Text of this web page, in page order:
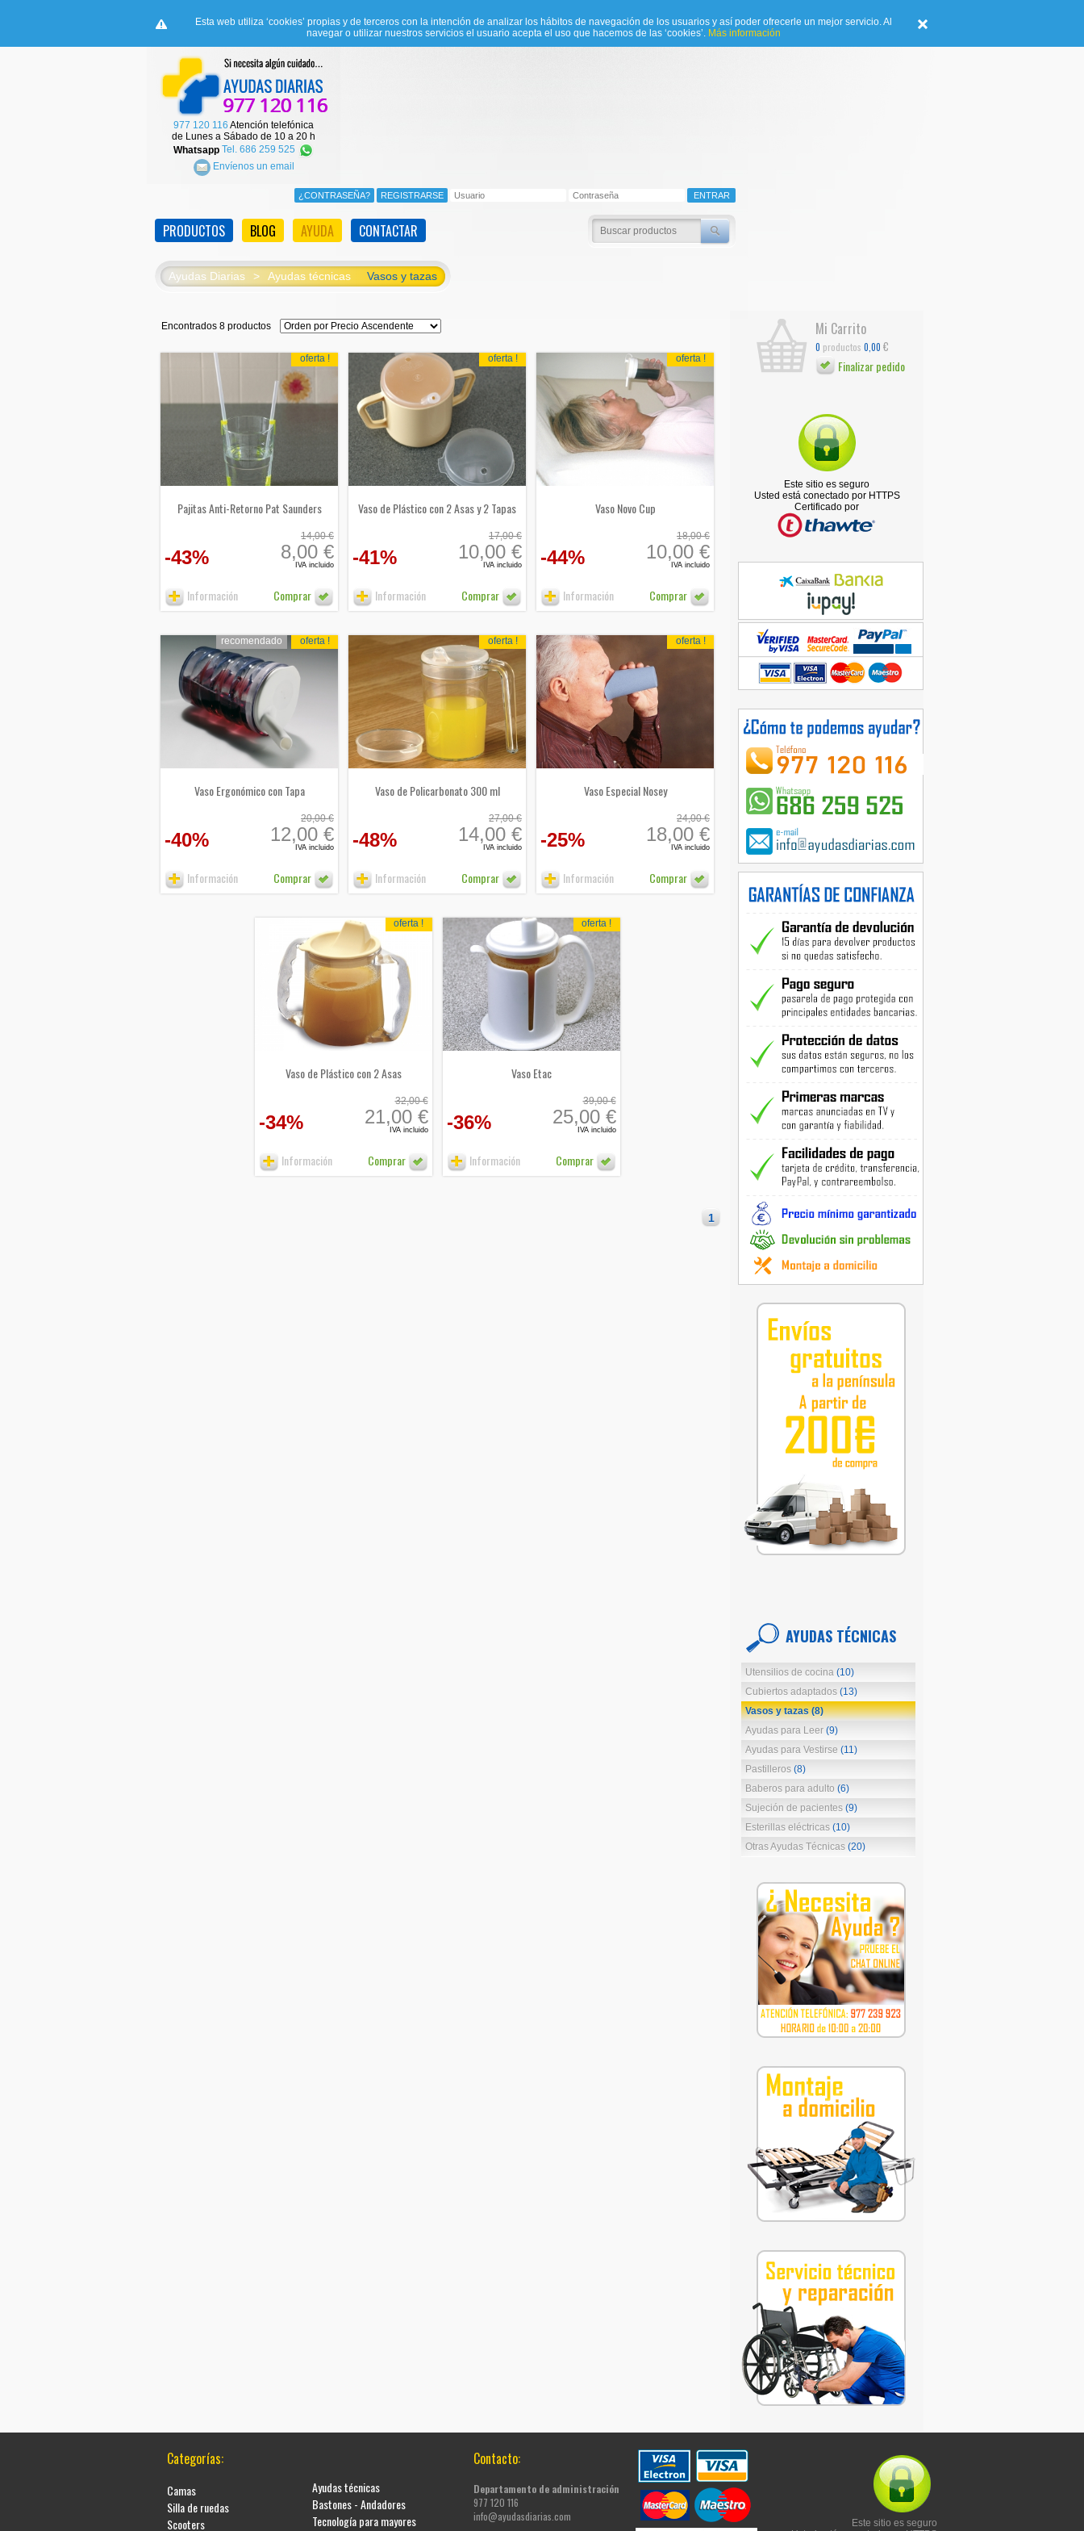
Esta web utiliza ‘cookies’ propias y de terceros con la intención de analizar los hábitos de navegación de los usuarios y así poder ofrecerle un mejor servicio. Al
navegar o utilizar nuestros servicios el usuario acepta el uso que hacemos de las ‘cookies’. Más información
977 120 116 Atención telefónica
de Lunes a Sábado de 10 a 20 h
Whatsapp Tel. 686 259 525
Envíenos un email
PRODUCTOS BLOG AYUDA CONTACTAR
Ayudas Diarias > Ayudas técnicas Vasos y tazas
Encontrados 8 productos
-43% 8,00 €
IVA incluido
14,00 €
Información Comprar
oferta !
Pajitas Anti-Retorno Pat Saunders
-41% 10,00 €
IVA incluido
17,00 €
Información Comprar
oferta !
Vaso de Plástico con 2 Asas y 2 Tapas
-44% 10,00 €
IVA incluido
18,00 €
Información Comprar
oferta !
Vaso Novo Cup
-40% 12,00 €
IVA incluido
20,00 €
Información Comprar
oferta !
recomendado
Vaso Ergonómico con Tapa
-48% 14,00 €
IVA incluido
27,00 €
Información Comprar
oferta !
Vaso de Policarbonato 300 ml
-25% 18,00 €
IVA incluido
24,00 €
Información Comprar
oferta !
Vaso Especial Nosey
-34% 21,00 €
IVA incluido
32,00 €
Información Comprar
oferta !
Vaso de Plástico con 2 Asas
-36% 25,00 €
IVA incluido
39,00 €
Información Comprar
oferta !
Vaso Etac
1
Mi Carrito
0 productos 0,00 €
Finalizar pedido
Este sitio es seguro
Usted está conectado por HTTPS
Certificado por
AYUDAS TÉCNICAS
Utensilios de cocina(10)
Cubiertos adaptados(13)
Vasos y tazas(8)
Ayudas para Leer(9)
Ayudas para Vestirse(11)
Pastilleros(8)
Baberos para adulto(6)
Sujeción de pacientes(9)
Esterillas eléctricas(10)
Otras Ayudas Técnicas(20)
Categorías:
Camas
Silla de ruedas
Scooters
Ayudas técnicas
Bastones - Andadores
Tecnología para mayores
Contacto:
Departamento de administración
977 120 116
info@ayudasdiarias.com
Este sitio es seguro